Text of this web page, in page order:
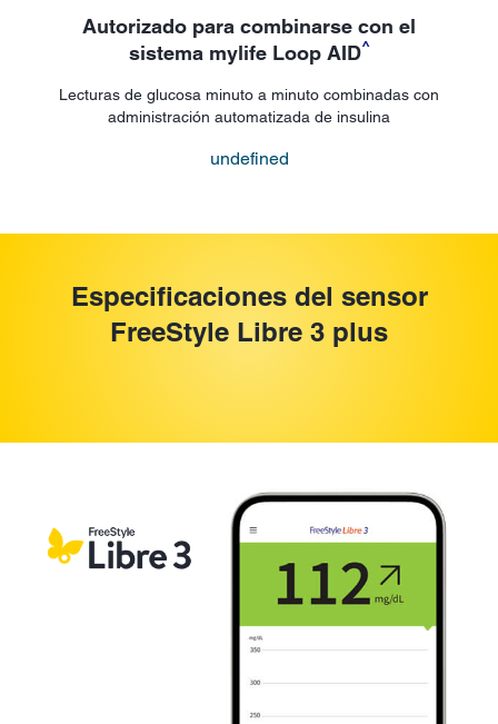
Autorizado para combinarse con el
sistema mylife Loop AID^
Lecturas de glucosa minuto a minuto combinadas con
administración automatizada de insulina
undefined
Especificaciones del sensor
FreeStyle Libre 3 plus